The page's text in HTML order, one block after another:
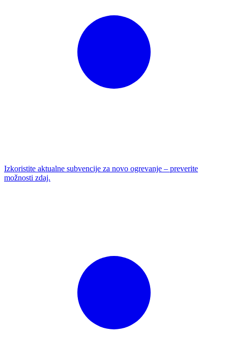
Izkoristite aktualne subvencije za novo ogrevanje – preverite
možnosti zdaj.